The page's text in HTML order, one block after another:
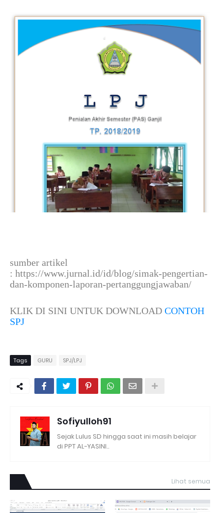
sumber artikel
: https://www.jurnal.id/id/blog/simak-pengertian-
dan-komponen-laporan-pertanggungjawaban/
KLIK DI SINI UNTUK DOWNLOAD CONTOH
SPJ
Tags GURU SPJ/LPJ
Sofiyulloh91
Sejak Lulus SD hingga saat ini masih belajar
di PPT AL-YASINI..
Lihat semua